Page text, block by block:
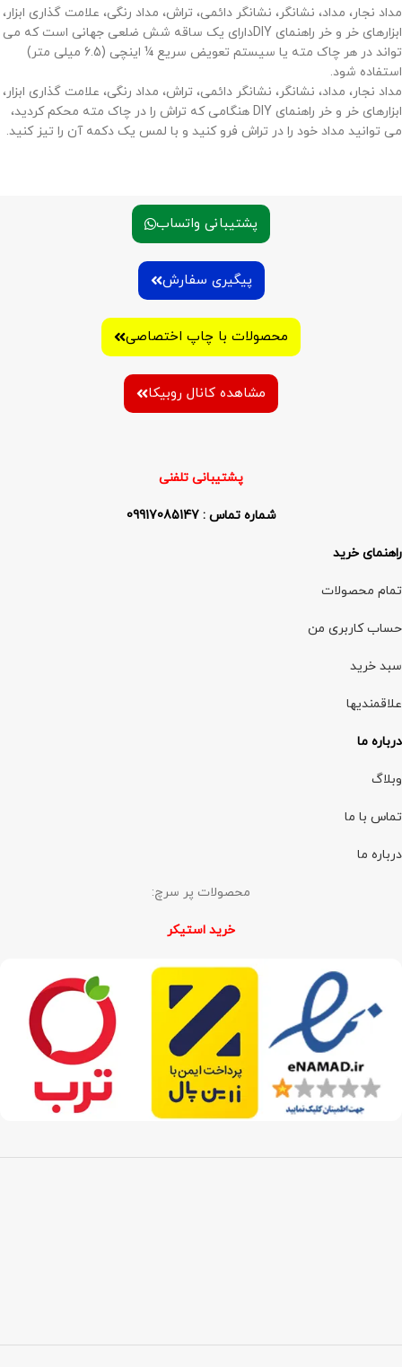
مداد نجار، مداد، نشانگر، نشانگر دائمی، تراش، مداد رنگی، علامت گذاری ابزار،
ابزارهای خر و خر راهنمای DIYدارای یک ساقه شش ضلعی جهانی است که می
تواند در هر چاک مته یا سیستم تعویض سریع ¼ اینچی (6.5 میلی متر)
استفاده شود.
مداد نجار، مداد، نشانگر، نشانگر دائمی، تراش، مداد رنگی، علامت گذاری ابزار،
ابزارهای خر و خر راهنمای DIY هنگامی که تراش را در چاک مته محکم کردید،
می توانید مداد خود را در تراش فرو کنید و با لمس یک دکمه آن را تیز کنید.
پشتیبانی واتساب
پیگیری سفارش
محصولات با چاپ اختصاصی
مشاهده کانال روبیکا
پشتیبانی تلفنی
شماره تماس : 09917085147
راهنمای خرید
تمام محصولات
حساب کاربری من
سبد خرید
علاقمندیها
درباره ما
وبلاگ
تماس با ما
درباره ما
محصولات پر سرچ:
خرید استیکر